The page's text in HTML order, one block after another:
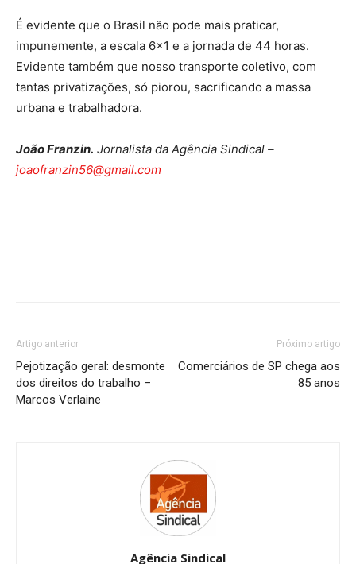
É evidente que o Brasil não pode mais praticar,
impunemente, a escala 6×1 e a jornada de 44 horas.
Evidente também que nosso transporte coletivo, com
tantas privatizações, só piorou, sacrificando a massa
urbana e trabalhadora.
João Franzin. Jornalista da Agência Sindical –
joaofranzin56@gmail.com
Artigo anterior
Pejotização geral: desmonte
dos direitos do trabalho –
Marcos Verlaine
Próximo artigo
Comerciários de SP chega aos
85 anos
Agência Sindical